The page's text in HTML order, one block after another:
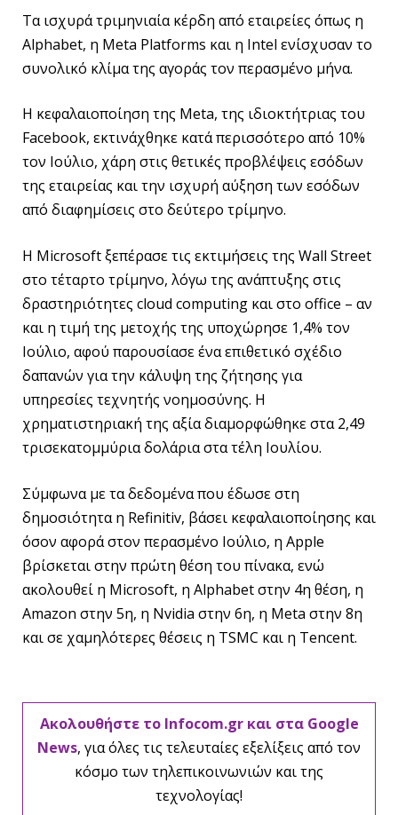
Τα ισχυρά τριμηνιαία κέρδη από εταιρείες όπως η
Alphabet, η Meta Platforms και η Intel ενίσχυσαν το
συνολικό κλίμα της αγοράς τον περασμένο μήνα.
Η κεφαλαιοποίηση της Meta, της ιδιοκτήτριας του
Facebook, εκτινάχθηκε κατά περισσότερο από 10%
τον Ιούλιο, χάρη στις θετικές προβλέψεις εσόδων
της εταιρείας και την ισχυρή αύξηση των εσόδων
από διαφημίσεις στο δεύτερο τρίμηνο.
Η Microsoft ξεπέρασε τις εκτιμήσεις της Wall Street
στο τέταρτο τρίμηνο, λόγω της ανάπτυξης στις
δραστηριότητες cloud computing και στο office – αν
και η τιμή της μετοχής της υποχώρησε 1,4% τον
Ιούλιο, αφού παρουσίασε ένα επιθετικό σχέδιο
δαπανών για την κάλυψη της ζήτησης για
υπηρεσίες τεχνητής νοημοσύνης. Η
χρηματιστηριακή της αξία διαμορφώθηκε στα 2,49
τρισεκατομμύρια δολάρια στα τέλη Ιουλίου.
Σύμφωνα με τα δεδομένα που έδωσε στη
δημοσιότητα η Refinitiv, βάσει κεφαλαιοποίησης και
όσον αφορά στον περασμένο Ιούλιο, η Apple
βρίσκεται στην πρώτη θέση του πίνακα, ενώ
ακολουθεί η Microsoft, η Alphabet στην 4η θέση, η
Amazon στην 5η, η Nvidia στην 6η, η Meta στην 8η
και σε χαμηλότερες θέσεις η TSMC και η Tencent.
Ακολουθήστε το Infocom.gr και στα Google
News, για όλες τις τελευταίες εξελίξεις από τον
κόσμο των τηλεπικοινωνιών και της
τεχνολογίας!